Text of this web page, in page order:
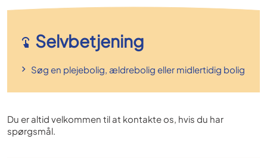
Selvbetjening
Søg en plejebolig, ældrebolig eller midlertidig bolig
Du er altid velkommen til at kontakte os, hvis du har
spørgsmål.